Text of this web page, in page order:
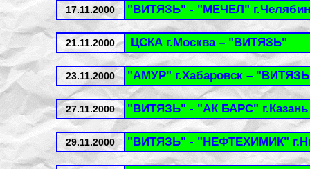
17.11.2000 "ВИТЯЗЬ" - "МЕЧЕЛ"
21.11.2000 ЦСКА г.Москва – "ВИТЯЗЬ"
23.11.2000 "АМУР" г.Хабаровск –
27.11.2000 "ВИТЯЗЬ" - "АК БАРС" г.Казань
29.11.2000 "ВИТЯЗЬ" - "НЕФТЕХИМИК"